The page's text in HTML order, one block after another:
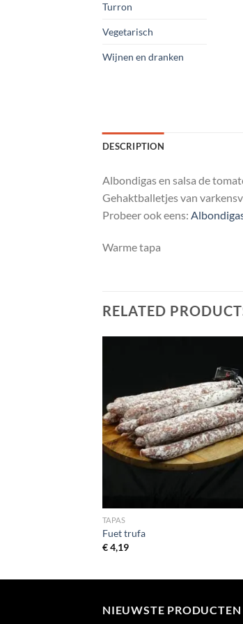
Turron
Vegetarisch
Wijnen en dranken
DESCRIPTION
Albondigas en salsa de
Gehaktballetjes van
Probeer ook eens:
Warme tapa
RELATED
TAPAS
Fuet trufa
€4,19
NIEUWSTE PRODUCTEN